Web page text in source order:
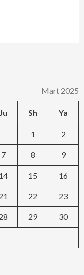
Mart 2025
Ju Sh Ya
1 2
7 8 9
14 15 16
21 22 23
28 29 30